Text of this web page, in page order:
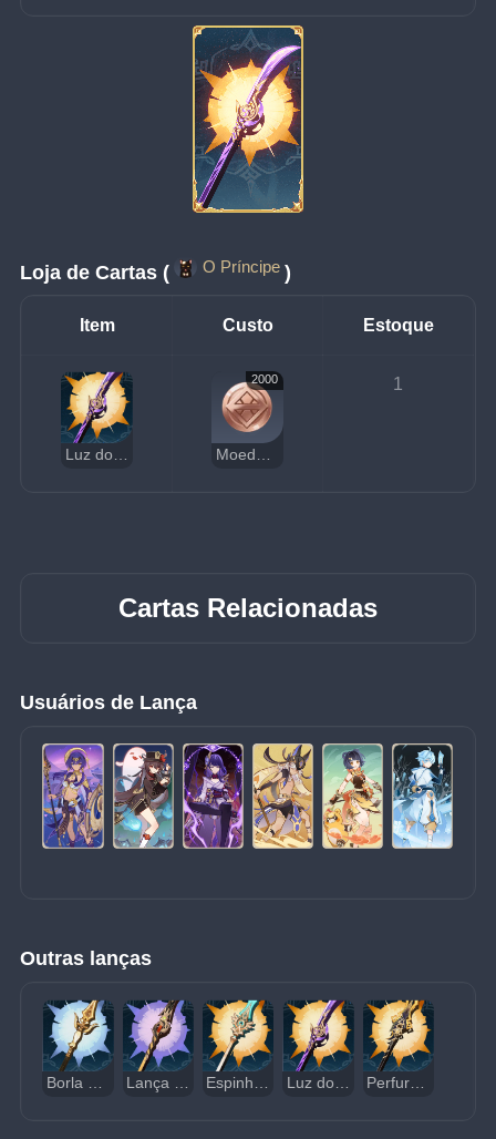
Loja de Cartas ( O Príncipe )
Item Custo Estoque
Luz do Cortador de Grama
2000
Moedas da Sorte
1
Cartas Relacionadas
Usuários de Lança
Outras lanças
Borla Branca Lança de Millelith Espinha Celestial Luz do Cortador de Grama Perfuradora Prismática